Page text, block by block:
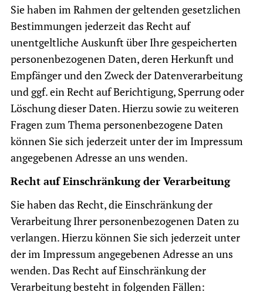
Sie haben im Rahmen der geltenden gesetzlichen
Bestimmungen jederzeit das Recht auf
unentgeltliche Auskunft über Ihre gespeicherten
personenbezogenen Daten, deren Herkunft und
Empfänger und den Zweck der Datenverarbeitung
und ggf. ein Recht auf Berichtigung, Sperrung oder
Löschung dieser Daten. Hierzu sowie zu weiteren
Fragen zum Thema personenbezogene Daten
können Sie sich jederzeit unter der im Impressum
angegebenen Adresse an uns wenden.
Recht auf Einschränkung der Verarbeitung
Sie haben das Recht, die Einschränkung der
Verarbeitung Ihrer personenbezogenen Daten zu
verlangen. Hierzu können Sie sich jederzeit unter
der im Impressum angegebenen Adresse an uns
wenden. Das Recht auf Einschränkung der
Verarbeitung besteht in folgenden Fällen: